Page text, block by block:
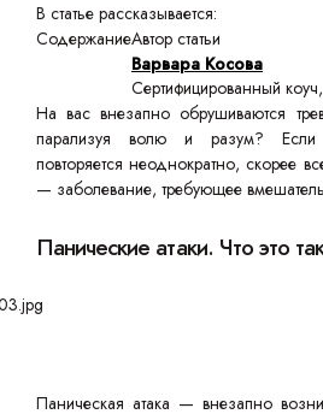
В статье рассказывается:
СодержаниеАвтор статьи
Варвара Косова
Сертифицированный
На вас внезапно обрушиваются
парализуя волю и разум? Если
повторяется неоднократно, скорее
— заболевание, требующее
Панические атаки. Что это
Паническая атака — внезапно